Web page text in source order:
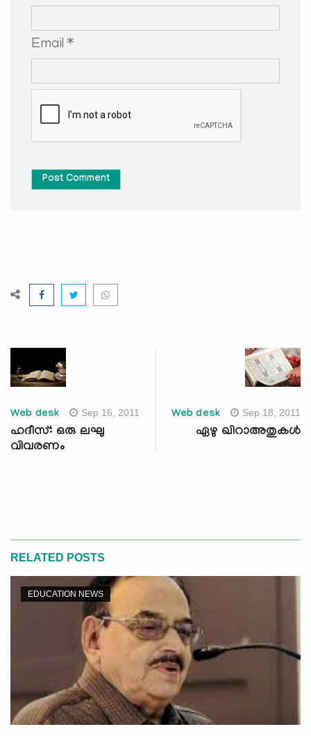
Email *
Post Comment
Web desk Sep 16, 2011
ഹദീസ്: ഒരു ലഘു
വിവരണം
Web desk Sep 18, 2011
ഏഴു ഖിറാഅതുകള്‍
RELATED POSTS
EDUCATION NEWS